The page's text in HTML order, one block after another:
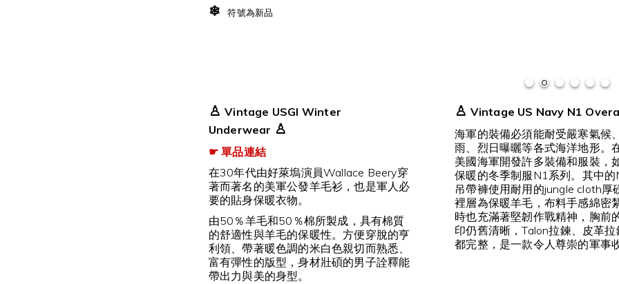
❄符號為新品
♙Vintage USGI Winter
Underwear ♙
☛ 單品連結
在30年代由好萊塢演員Wallace Beery穿
著而著名的美軍公發羊毛衫，也是軍人必
要的貼身保暖衣物。
由50％羊毛和50％棉所製成，具有棉質
的舒適性與羊毛的保暖性。方便穿脫的亨
利領、帶著暖色調的米白色親切而熟悉、
富有彈性的版型，身材壯碩的男子詮釋能
帶出力與美的身型。
♙ Vintage US Navy N1
海軍的裝備必須能耐受嚴寒氣候
雨、烈日曝曬等各式海洋地形。
美國海軍開發許多裝備和服裝，
保暖的冬季制服N1系列。其中的
吊帶褲使用耐用的jungle cloth厚
裡層為保暖羊毛，布料手感綿密
時也充滿著堅韌作戰精神，胸前
印仍舊清晰，Talon拉鍊、皮革
都完整，是一款令人尊崇的軍事